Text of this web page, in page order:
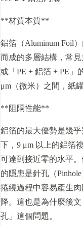
**材質本質**
鋁箔（Aluminum Foil
而成的多層結構，常見
或「PE + 鋁箔 + PE」
μm（微米）之間，紙
**阻隔性能**
鋁箔的最大優勢是幾
下，9 μm 以上的鋁箔
可達到接近零的水平
的隱患是針孔（
捲繞過程中容易產生
降。這也是為什麼後
孔」這個問題。